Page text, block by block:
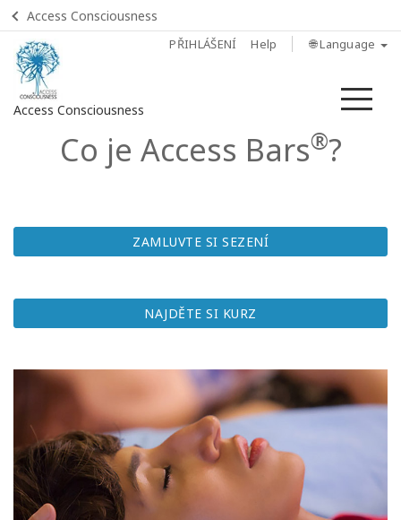
Access Consciousness
PŘIHLÁŠENÍ Help 🌐 Language
Access Consciousness
Co je
Bars?
Vyzkoušejte
to
Za
1
den
Co je Access Bars®?
ZAMLUVTE SI SEZENÍ
NAJDĚTE SI KURZ